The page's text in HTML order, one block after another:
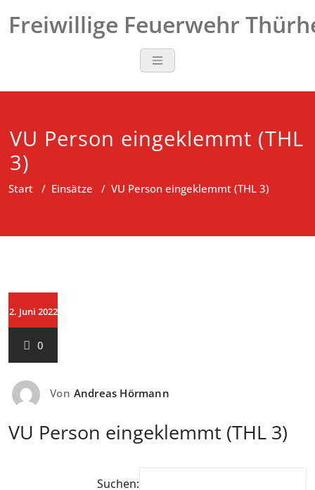
Inhalt
Freiwillige Feuerwehr
VU Person eingeklemmt (THL
3)
Start / Einsätze / VU Person eingeklemmt (THL 3)
2. Juni 2022
0
Von Andreas Hörmann
VU Person eingeklemmt (THL 3)
Suchen: